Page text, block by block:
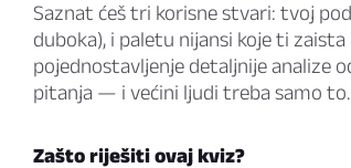
Saznat ćeš tri korisne stvari: tvoj
duboka), i paletu nijansi koje ti
pojednostavljenje detaljnije analize
pitanja — i većini ljudi treba samo to.
Zašto riješiti ovaj kviz?